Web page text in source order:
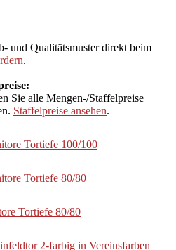
und Qualitätsmuster direkt beim
.
Sie alle Mengen-/Staffelpreise
Staffelpreise ansehen.
Tortiefe 100/100
Tortiefe 80/80
Tortiefe 80/80
2-farbig in Vereinsfarben